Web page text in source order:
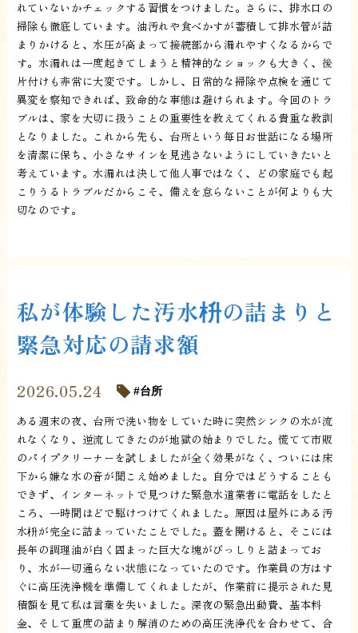
れていないかチェックする習慣をつけました。さらに、排水口の
掃除も徹底しています。油汚れや食べかすが蓄積して排水管が詰
まりかけると、水圧が高まって接続部から漏れやすくなるからで
す。水漏れは一度起きてしまうと精神的なショックも大きく、後
片付けも非常に大変です。しかし、日常的な掃除や点検を通じて
異変を察知できれば、致命的な事態は避けられます。今回のトラ
ブルは、家を大切に扱うことの重要性を教えてくれる貴重な教訓
となりました。これから先も、台所という毎日お世話になる場所
を清潔に保ち、小さなサインを見逃さないようにしていきたいと
考えています。水漏れは決して他人事ではなく、どの家庭でも起
こりうるトラブルだからこそ、備えを怠らないことが何よりも大
切なのです。
私が体験した汚水枡の詰まりと
緊急対応の請求額
2026.05.24 台所
ある週末の夜、台所で洗い物をしていた時に突然シンクの水が流
れなくなり、逆流してきたのが地獄の始まりでした。慌てて市販
のパイプクリーナーを試しましたが全く効果がなく、ついには床
下から嫌な水の音が聞こえ始めました。自分ではどうすることも
できず、インターネットで見つけた緊急水道業者に電話をしたと
ころ、一時間ほどで駆けつけてくれました。原因は屋外にある汚
水枡が完全に詰まっていたことでした。蓋を開けると、そこには
長年の調理油が白く固まった巨大な塊がびっしりと詰まってお
り、水が一切通らない状態になっていたのです。作業員の方はす
ぐに高圧洗浄機を準備してくれましたが、作業前に提示された見
積額を見て私は言葉を失いました。深夜の緊急出動費、基本料
金、そして重度の詰まり解消のための高圧洗浄代を合わせて、合